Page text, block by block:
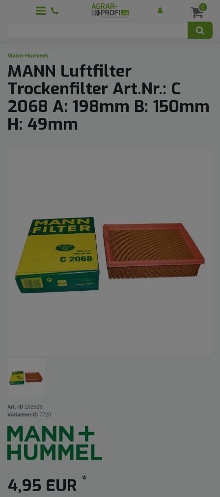
0
Mann-Hummel
MANN Luftfilter
Trockenfilter Art.Nr.: C
2068 A: 198mm B: 150mm
H: 49mm
Art.-ID 202628
Varianten-ID 7720
4,95 EUR *